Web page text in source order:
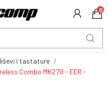
0
i tastature
Combo MK270 - EER -